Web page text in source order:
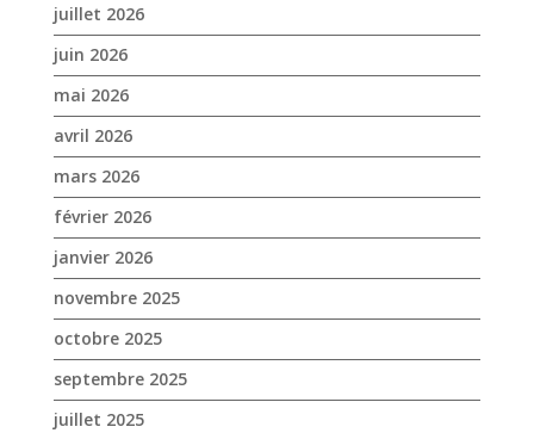
juillet 2026
juin 2026
mai 2026
avril 2026
mars 2026
février 2026
janvier 2026
novembre 2025
octobre 2025
septembre 2025
juillet 2025